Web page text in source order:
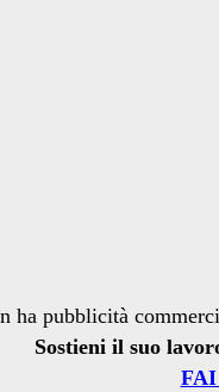
ha pubblicità
Sostieni il suo